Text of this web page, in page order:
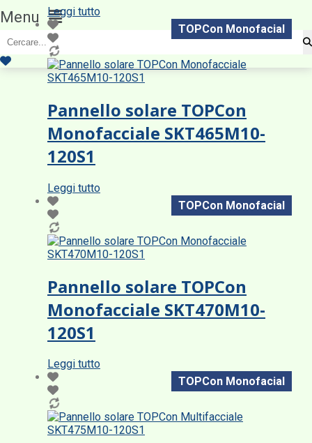
Menu
Leggi tutto
Pannello solare TOPCon
Monofacciale SKT465M10-
120S1
Leggi tutto
TOPCon Monofacial
Pannello solare TOPCon
Monofacciale SKT470M10-
120S1
Leggi tutto
TOPCon Monofacial
TOPCon Monofacial